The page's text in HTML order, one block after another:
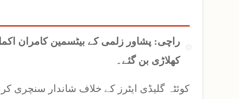
راچی: پشاور زلمی کے بیٹسمین کامران
کھلاڑی بن گئے۔
کوئٹہ گلیڈی ایٹرز کے خلاف شاندار سنچری